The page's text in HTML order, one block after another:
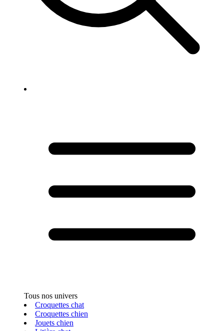
Tous nos univers
Croquettes chat
Croquettes chien
Jouets chien